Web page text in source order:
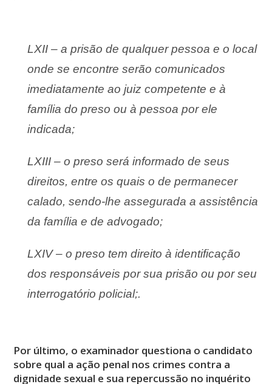
LXII – a prisão de qualquer pessoa e o local
onde se encontre serão comunicados
imediatamente ao juiz competente e à
família do preso ou à pessoa por ele
indicada;
LXIII – o preso será informado de seus
direitos, entre os quais o de permanecer
calado, sendo-lhe assegurada a assistência
da família e de advogado;
LXIV – o preso tem direito à identificação
dos responsáveis por sua prisão ou por seu
interrogatório policial;.
Por último, o examinador questiona o candidato
sobre qual a ação penal nos crimes contra a
dignidade sexual e sua repercussão no inquérito